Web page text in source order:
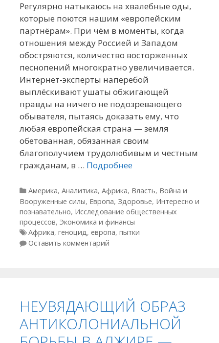
Регулярно натыкаюсь на хвалебные оды,
которые поются нашим «европейским
партнёрам». При чём в моменты, когда
отношения между Россией и Западом
обостряются, количество восторженных
песнопений многократно увеличивается.
Интернет-эксперты наперебой
выплёскивают ушаты обжигающей
правды на ничего не подозревающего
обывателя, пытаясь доказать ему, что
любая европейская страна — земля
обетованная, обязанная своим
благополучием трудолюбивым и честным
гражданам, в … Подробнее
Рубрики
Америка, Аналитика, Африка, Власть, Война и
Вооруженные силы, Европа, Здоровье, Интересно и
познавательно, Исследование общественных
процессов, Экономика и финансы
Метки
Африка, геноцид, европа, пытки
Оставить комментарий
НЕУВЯДАЮЩИЙ ОБРАЗ
АНТИКОЛОНИАЛЬНОЙ